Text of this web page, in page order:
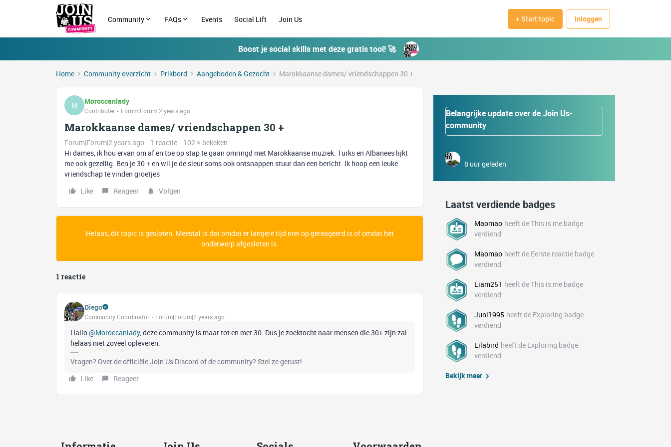
Community FAQs Events Social Lift Join Us + Start topic Inloggen
Boost je social skills met deze gratis tool! 🚀
Home Community overzicht Prikbord Aangeboden & Gezocht Marokkaanse dames/ vriendschappen 30 +
M Moroccanlady
Contributer Forum|Forum|2 years ago
Marokkaanse dames/ vriendschappen 30 +
Forum|Forum|2 years ago 1 reactie
102 × bekeken
Hi dames, ik hou ervan om af en toe op stap te gaan omringd met Marokkaanse muziek. Turks en Albanees lijkt
me ook gezellig. Ben je 30 + en wil je de sleur soms ook ontsnappen stuur dan een bericht. Ik hoop een leuke
vriendschap te vinden groetjes
Like
Reageer Volgen
Helaas, dit topic is gesloten. Meestal is dat omdat er langere tijd niet op gereageerd is of omdat het
onderwerp afgesloten is.
1 reactie
Diego
Community Coördinator Forum|Forum|2 years ago
Hallo@Moroccanlady, deze community is maar tot en met 30. Dus je zoektocht naar mensen die 30+ zijn zal
helaas niet zoveel opleveren.
Vragen? Over de officiële Join Us Discord of de community? Stel ze gerust!
Like
Reageer
Belangrijke update over de Join Us-
community
8 uur geleden
Laatst verdiende badges
Maomao heeft de This is me badge
verdiend
Maomao heeft de Eerste reactie badge
verdiend
Liam251 heeft de This is me badge
verdiend
Juni1995 heeft de Exploring badge
verdiend
Lilabird heeft de Exploring badge
verdiend
Bekijk meer